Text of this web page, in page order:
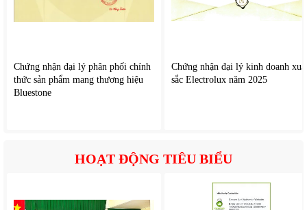
Chế độ Turbo cho phép máy hoạt động với công suất tối
về nhà sau một ngày nắng nóng hoặc cần làm mát không
gian đông người trong thời gian ngắn.
đo tại dàn lạnh. Nhờ đó, thiết bị tự động điều chỉnh công
Chứng nhận đại lý phân phối chính
thức sản phẩm mang thương hiệu
Bluestone
Chứng nhận đại lý kinh doanh
sắc Electrolux năm 2025
HOẠT ĐỘNG TIÊU BIỂU